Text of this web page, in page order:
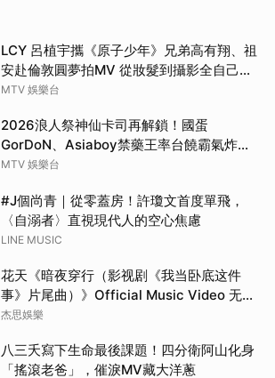
LCY 呂植宇攜《原子少年》兄弟高有翔、祖
安赴倫敦圓夢拍MV 從妝髮到攝影全自己
來！
MTV 娛樂台
2026浪人祭神仙卡司再解鎖！國蛋
GorDoN、Asiaboy禁藥王率台饒霸氣炸翻
府城 11 月安平重磅開躁！
MTV 娛樂台
#J個尚青｜從零蓋房！許瓊文首度單飛，
〈自溺者〉直視現代人的空心焦慮
LINE MUSIC
花天《暗夜穿行（影视剧《我当卧底这件
事》片尾曲）》Official Music Video 无字
版
杰思娛樂
八三夭寫下生命最後課題！四分衛阿山化身
「搖滾老爸」，催淚MV藏大洋蔥